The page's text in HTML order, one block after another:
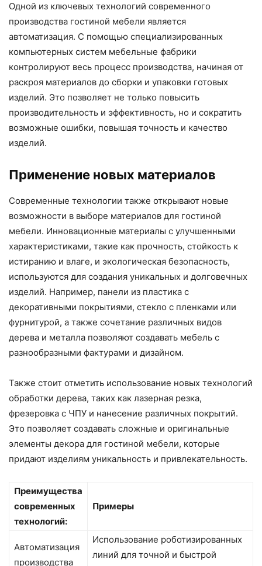
Одной из ключевых технологий современного
производства гостиной мебели является
автоматизация. С помощью специализированных
компьютерных систем мебельные фабрики
контролируют весь процесс производства, начиная от
раскроя материалов до сборки и упаковки готовых
изделий. Это позволяет не только повысить
производительность и эффективность, но и сократить
возможные ошибки, повышая точность и качество
изделий.
Применение новых материалов
Современные технологии также открывают новые
возможности в выборе материалов для гостиной
мебели. Инновационные материалы с улучшенными
характеристиками, такие как прочность, стойкость к
истиранию и влаге, и экологическая безопасность,
используются для создания уникальных и долговечных
изделий. Например, панели из пластика с
декоративными покрытиями, стекло с пленками или
фурнитурой, а также сочетание различных видов
дерева и металла позволяют создавать мебель с
разнообразными фактурами и дизайном.
Также стоит отметить использование новых технологий
обработки дерева, таких как лазерная резка,
фрезеровка с ЧПУ и нанесение различных покрытий.
Это позволяет создавать сложные и оригинальные
элементы декора для гостиной мебели, которые
придают изделиям уникальность и привлекательность.
Преимущества
современных
технологий:
Примеры
Автоматизация
производства
Использование роботизированных
линий для точной и быстрой